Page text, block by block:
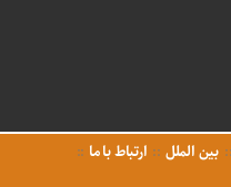
بین الملل
ارتباط با ما